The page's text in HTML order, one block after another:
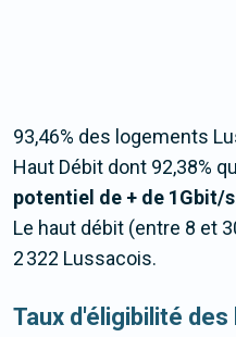
93,46% des logements
Haut Débit dont 92,38%
potentiel de + de 1Gbit/s
Le haut débit (entre 8 et
2 322 Lussacois.
Taux d'éligibilité